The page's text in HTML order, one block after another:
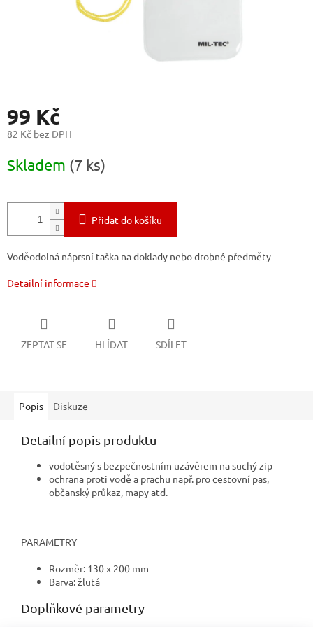
99 Kč
82 Kč bez DPH
cena:
Skladem (7 ks)
Přidat do košíku
Voděodolná náprsní taška na doklady nebo drobné předměty
Detailní informace
ZEPTAT SE HLÍDAT SDÍLET
Popis Diskuze
Detailní popis produktu
vodotěsný s bezpečnostním uzávěrem na suchý zip
ochrana proti vodě a prachu např. pro cestovní pas,
občanský průkaz, mapy atd.
PARAMETRY
Rozměr: 130 x 200 mm
Barva: žlutá
Doplňkové parametry